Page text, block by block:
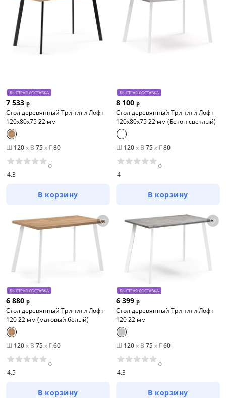
БЫСТРАЯ ДОСТАВКА
7 533 р
Стол деревянный Тринити Лофт
120x80x75 22 мм
Ш 120x В 75x Г80
4.3
0
В корзину
БЫСТРАЯ ДОСТАВКА
8 100 р
Стол деревянный Тринити Лофт
120х80х75 22 мм (Бетон светлый)
Ш 120x В 75x Г80
4
0
В корзину
БЫСТРАЯ ДОСТАВКА
6 880 р
Стол деревянный Тринити Лофт
120 22 мм (матовый белый)
Ш 120x В 75x Г60
4.5
0
В корзину
БЫСТРАЯ ДОСТАВКА
6 399 р
Стол деревянный Тринити Лофт
120 22 мм
Ш 120x В 75x Г60
4.3
0
В корзину